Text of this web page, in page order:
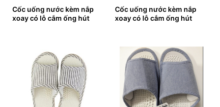
Cốc uống nước kèm nắp
xoay có lỗ cắm ống hút
Cốc uống nước kèm nắp
xoay có lỗ cắm ống hút